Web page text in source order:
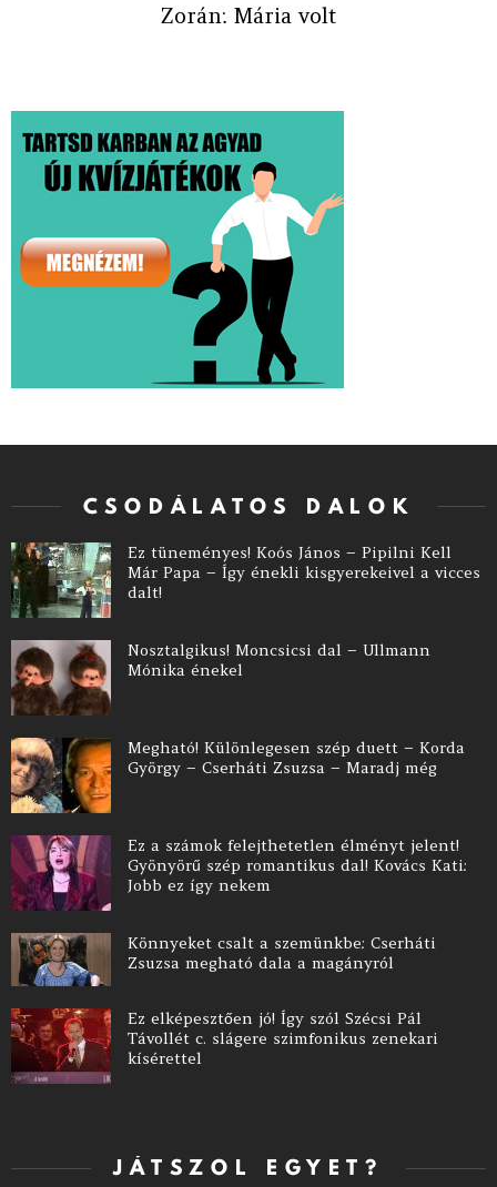
Zorán: Mária volt
CSODÁLATOS DALOK
Ez tüneményes! Koós János – Pipilni Kell
Már Papa – Így énekli kisgyerekeivel a vicces
dalt!
Nosztalgikus! Moncsicsi dal – Ullmann
Mónika énekel
Megható! Különlegesen szép duett – Korda
György – Cserháti Zsuzsa – Maradj még
Ez a számok felejthetetlen élményt jelent!
Gyönyörű szép romantikus dal! Kovács Kati:
Jobb ez így nekem
Könnyeket csalt a szemünkbe: Cserháti
Zsuzsa megható dala a magányról
Ez elképesztően jó! Így szól Szécsi Pál
Távollét c. slágere szimfonikus zenekari
kísérettel
JÁTSZOL EGYET?